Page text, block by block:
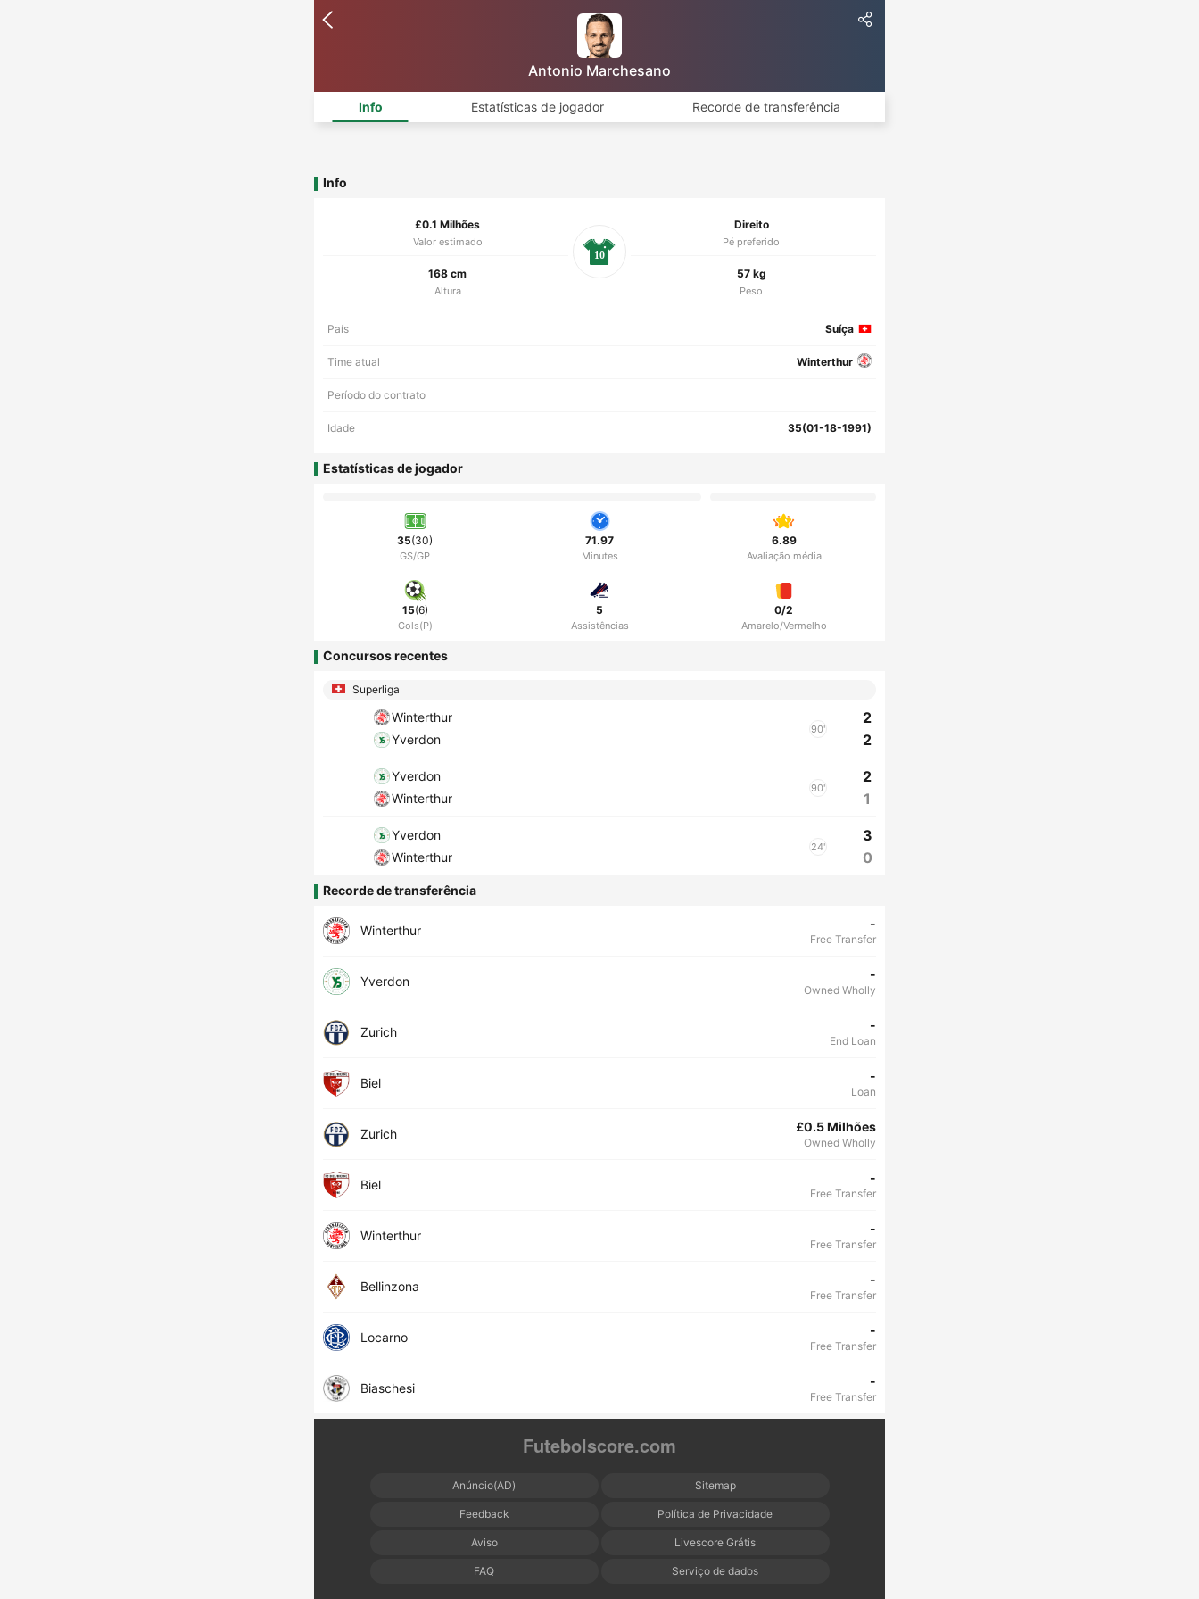
Antonio Marchesano
Info Estatísticas de jogador Recorde de transferência
Info
£0.1 Milhões
Valor estimado
Direito
Pé preferido
168 cm
Altura
57 kg
Peso
10
País Suíça
Time atual Winterthur
Período do contrato
Idade 35(01-18-1991)
Estatísticas de jogador
35(30)
GS/GP
71.97
Minutes
6.89
Avaliação média
15(6)
Gols(P)
5
Assistências
0/2
Amarelo/Vermelho
Concursos recentes
Superliga
Winterthur
Yverdon
90'
2
2
Yverdon
Winterthur
90'
2
1
Yverdon
Winterthur
24'
3
0
Recorde de transferência
Winterthur -
Free Transfer
Yverdon -
Owned Wholly
Zurich -
End Loan
Biel -
Loan
Zurich £0.5 Milhões
Owned Wholly
Biel -
Free Transfer
Winterthur -
Free Transfer
Bellinzona -
Free Transfer
Locarno -
Free Transfer
Biaschesi -
Free Transfer
Futebolscore.com
Anúncio(AD) Sitemap
Feedback Política de Privacidade
Aviso Livescore Grátis
FAQ Serviço de dados